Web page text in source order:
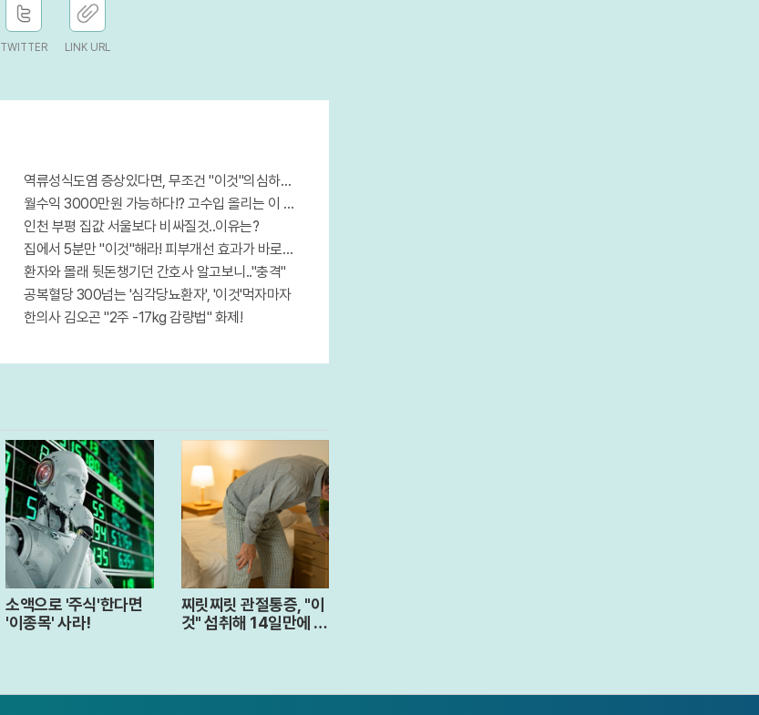
TWITTER LINK URL
역류성식도염 증상있다면, 무조건 "이것"의심하세요. 간단치료법 나왔다!
월수익 3000만원 가능하다!? 고수입 올리는 이 "자격증"에 몰리는 이유 알고보니…
인천 부평 집값 서울보다 비싸질것..이유는?
집에서 5분만 "이것"해라! 피부개선 효과가 바로 나타난다!!
환자와 몰래 뒷돈챙기던 간호사 알고보니.."충격"
공복혈당 300넘는 '심각당뇨환자', '이것'먹자마자
한의사 김오곤 "2주 -17kg 감량법" 화제!
소액으로 '주식'한다면
'이종목' 사라!
찌릿찌릿 관절통증, "이
것" 섭취해 14일만에 완